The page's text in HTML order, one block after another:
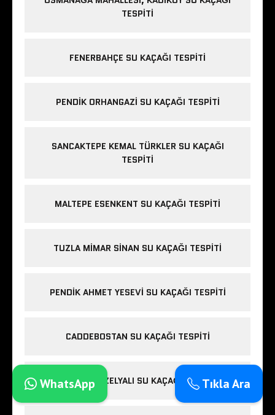
TESPITI
FENERBAHÇE SU KAÇAĞI TESPITI
PENDIK ORHANGAZI SU KAÇAĞI TESPITI
SANCAKTEPE KEMAL TÜRKLER SU KAÇAĞI
TESPITI
MALTEPE ESENKENT SU KAÇAĞI TESPITI
TUZLA MIMAR SINAN SU KAÇAĞI TESPITI
PENDIK AHMET YESEVI SU KAÇAĞI TESPITI
CADDEBOSTAN SU KAÇAĞI TESPITI
PENDIK GÜZELYALI SU KAÇAĞI TESPITITıkla Ara
WhatsApp